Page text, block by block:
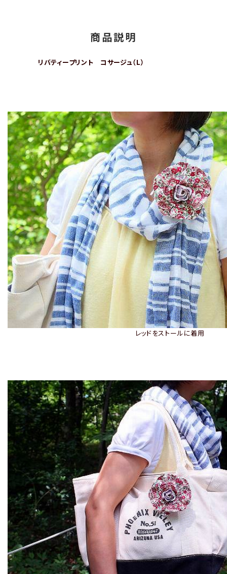
商品説明
リバティープリント コサージュ（L）
レッドをストールに着用